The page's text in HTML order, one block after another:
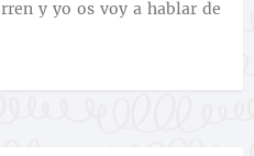
y yo os voy a hablar de